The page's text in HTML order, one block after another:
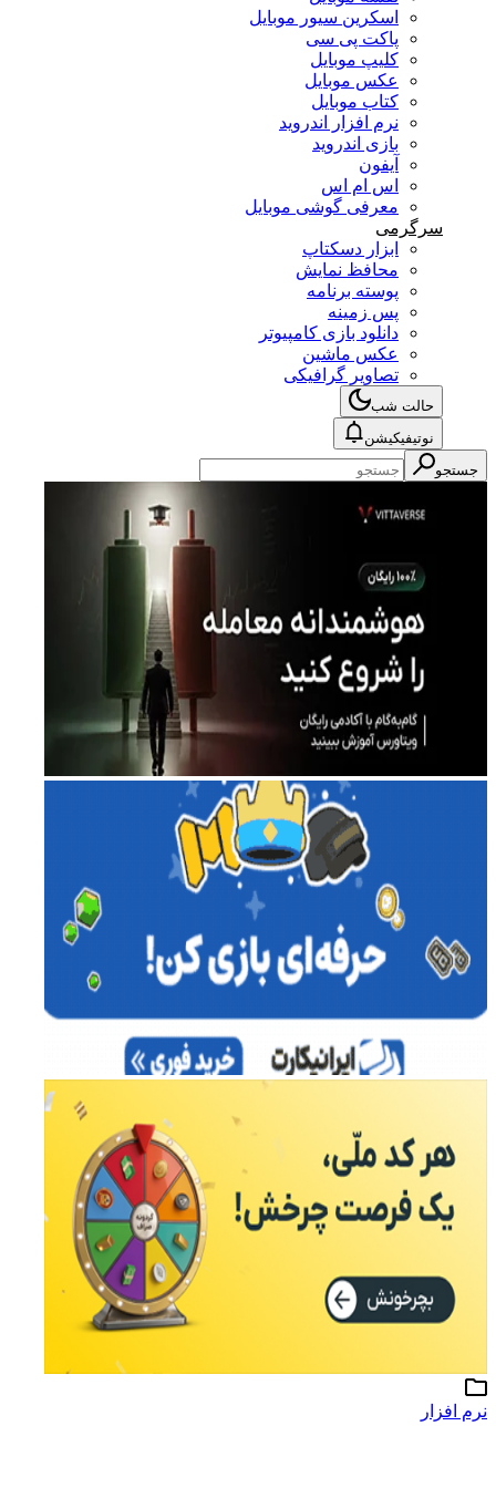
اسکرین سیور موبایل
پاکت پی سی
کلیپ موبایل
عکس موبایل
کتاب موبایل
نرم افزار اندروید
بازی اندروید
آیفون
اس ام اس
معرفی گوشی موبایل
سرگرمی
ابزار دسکتاپ
محافظ نمایش
پوسته برنامه
پس زمینه
دانلود بازی کامپیوتر
عکس ماشین
تصاویر گرافیکی
حالت شب
نوتیفیکیشن
جستجو
نرم افزار